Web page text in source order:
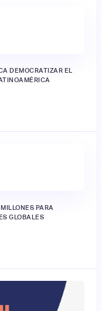
DEMOCRATIZAR EL
PARA
GLOBALES